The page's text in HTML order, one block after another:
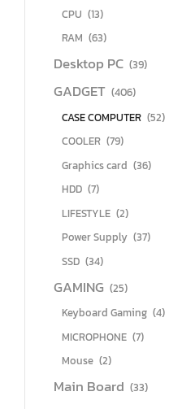
CPU (13)
RAM (63)
Desktop PC (39)
GADGET (406)
CASE COMPUTER (52)
COOLER (79)
Graphics card (36)
HDD (7)
LIFESTYLE (2)
Power Supply (37)
SSD (34)
GAMING (25)
Keyboard Gaming (4)
MICROPHONE (7)
Mouse (2)
Main Board (33)